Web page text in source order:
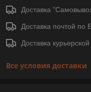
Доставка
Доставка почтой по
Доставка
Все условия доставки